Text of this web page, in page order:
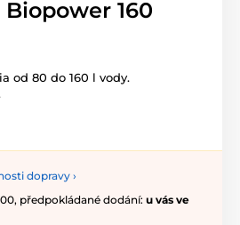
160
od 80 do 160 l vody.
dopravy ›
předpokládané dodání: u vás ve